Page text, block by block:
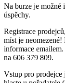
Na burze je možné
úspěchy.
Registrace
míst je neomezené!
informace
na 606 379 809.
Vstup pro prodejce